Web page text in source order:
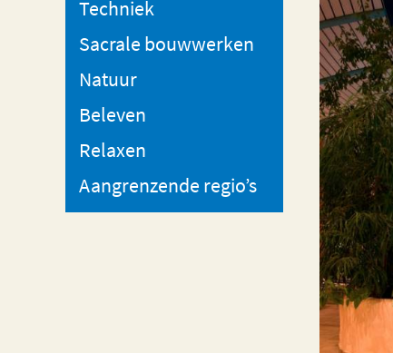
Techniek
Sacrale bouwwerken
Natuur
Beleven
Relaxen
Aangrenzende regio’s